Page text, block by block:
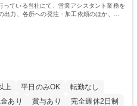
ている当社にて、営業アシスタント業務を
力、各所への発注・加工依頼のほか、電
上 平日のみOK
転勤なし
あり 賞与あり
完全週休2日制